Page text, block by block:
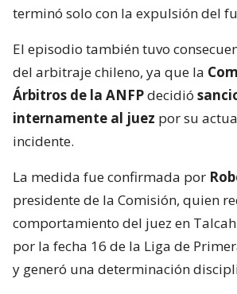
terminó solo con la expulsión del
El episodio también tuvo
del arbitraje chileno, ya que la
Árbitros de la ANFPdecidió
internamente al juez por su
incidente.
La medida fue confirmada por
presidente de la Comisión, quien
comportamiento del juez en
por la fecha 16 de la Liga de
y generó una determinación